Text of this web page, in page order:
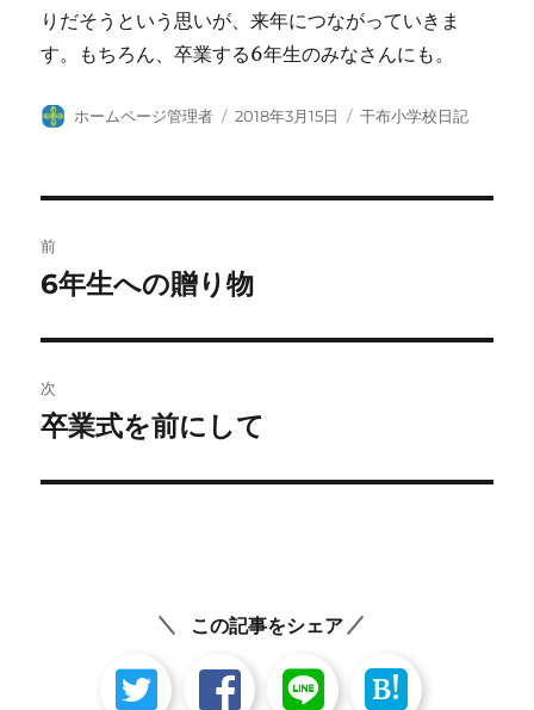
りだそうという思いが、来年につながっていきま
す。もちろん、卒業する6年生のみなさんにも。
投
ホームページ管理者
投
2018年3月15日
カ
干布小学校日記
稿
ビ
ゲ
ー
前
前
投
稿:
6年生への贈り物
次
次
投
卒業式を前にして
この記事をシェア
B!